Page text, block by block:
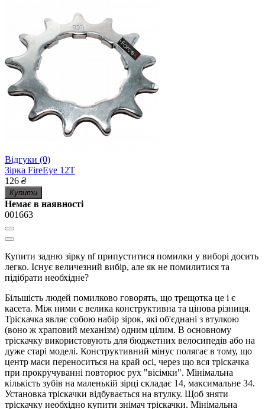
Відгуки (0)
Зірка FireEye 12T
126 ₴
Купити
Немає в наявності
001663
Купити задню зірку nf припуститися помилки у виборі досить
легко. Існує величезний вибір, але як не помилитися та
підібрати необхідне?
Більшість людей помилково говорять, що трещотка це і є
касета. Між ними є велика конструктивна та цінова різниця.
Тріскачка являє собою набір зірок, які об'єднані з втулкою
(воно ж храповий механізм) одним цілим. В основному
тріскачку використовують для бюджетних велосипедів або на
дуже старі моделі. Конструктивний мінус полягає в тому, що
центр маси переноситься на край осі, через що вся тріскачка
при прокручуванні повторює рух "вісімки". Мінімальна
кількість зубів на маленькій зірці складає 14, максимальне 34.
Установка тріскачки відбувається на втулку. Щоб зняти
тріскачку необхідно купити знімач тріскачки. Мінімальна